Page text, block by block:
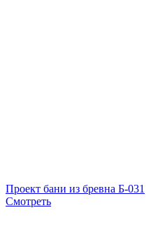
Проект бани из бревна Б-031
Смотреть